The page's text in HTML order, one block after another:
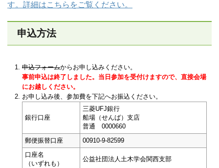
す。詳細はこちらをご覧ください。
申込方法
申込フォームからお申し込みください。
事前申込は終了しました。当日参加を受付けますので、直接会場
にお越しください。
お申し込み後、参加費を下記へお振込ください。
銀行口座
三菱UFJ銀行
船場（せんば）支店
普通 0000660
郵便振替口座
00910-9-82599
口座名
（いずれも）
公益社団法人土木学会関西支部